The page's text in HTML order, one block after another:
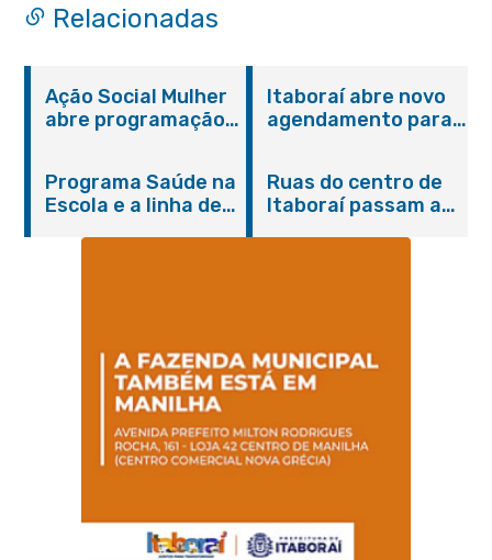
Relacionadas
Ação Social Mulher
abre programação
serviços gratuitos e
orientações
Itaboraí abre novo
agendamento para
Programa Saúde na
Escola e a linha de
Magalhães Seabra
Ruas do centro de
Itaboraí passam a